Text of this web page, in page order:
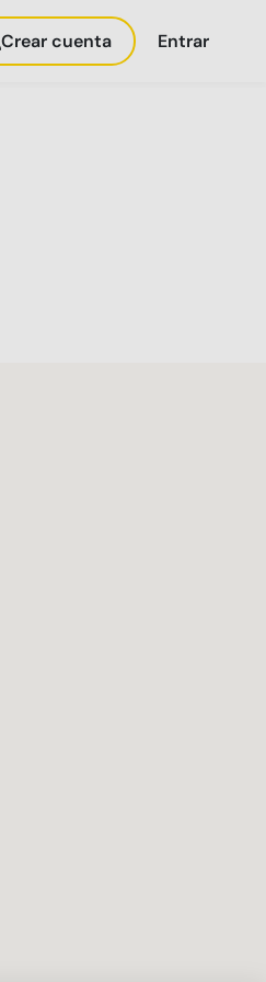
Crear cuenta Entrar